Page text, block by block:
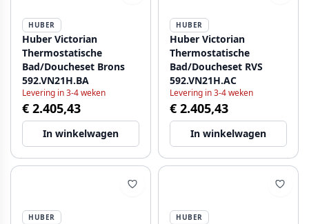
HUBER
Huber Victorian
Thermostatische
Bad/Doucheset Brons
592.VN21H.BA
Levering in 3-4 weken
€ 2.405,43
In winkelwagen
HUBER
Huber Victorian
Thermostatische
Bad/Doucheset RVS
592.VN21H.AC
Levering in 3-4 weken
€ 2.405,43
In winkelwagen
HUBER HUBER